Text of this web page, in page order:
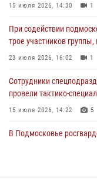
«семейным подрядом»
03 августа 2026, 15:08
15 июля 2026, 14:30 1
При содействии
трое участников
23 июля 2026, 16:02 1
Сотрудники
провели тактико-
15 июля 2026, 14:22 5
В Подмосковье